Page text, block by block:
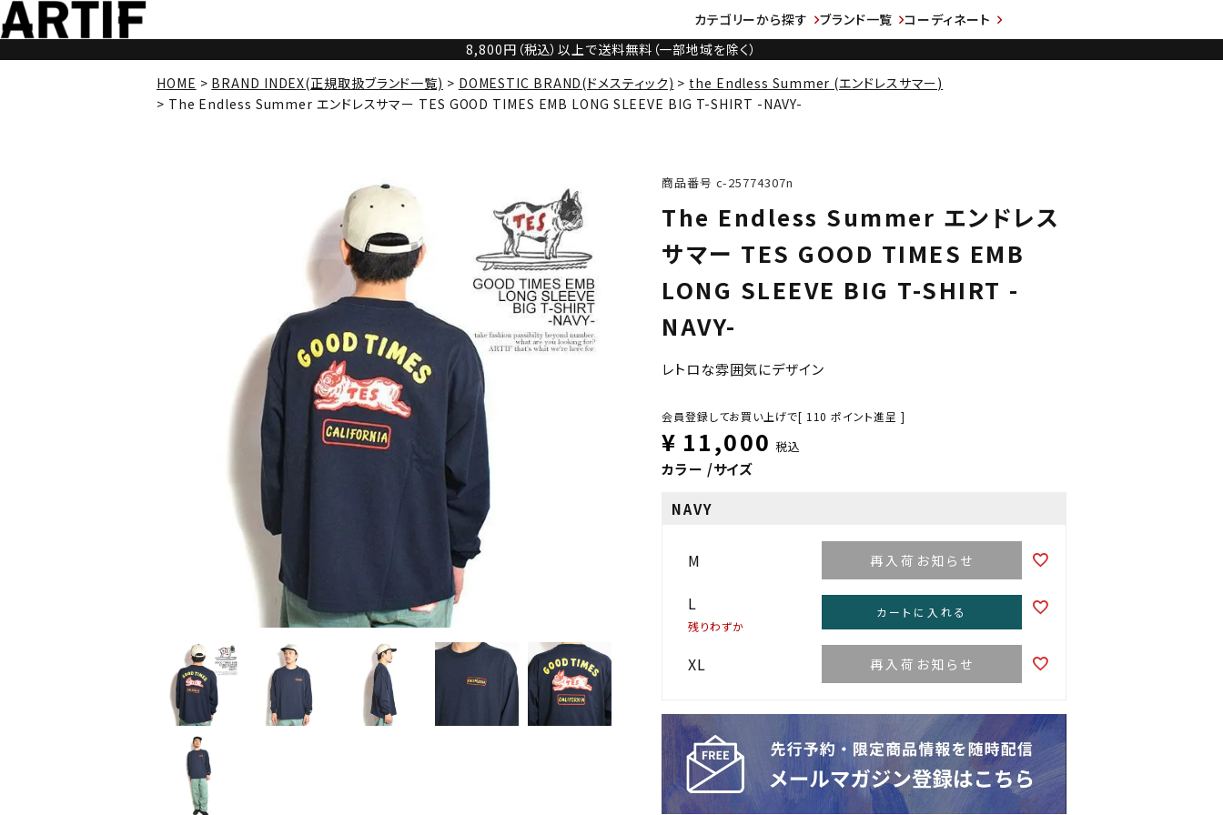
カテゴリーから探す ブランド一覧
コーディネート
8,800円（税込）以上で送料無料（一部地域を除く）
HOME
BRAND INDEX(正規取扱ブランド一覧) DOMESTIC BRAND(ドメスティック)
the Endless Summer (エンドレスサマー)
The Endless Summer エンドレスサマー TES GOOD TIMES EMB LONG SLEEVE BIG T-SHIRT -NAVY-
商品番号 c-25774307n
The Endless Summer エンドレス
サマー TES GOOD TIMES EMB
LONG SLEEVE BIG T-SHIRT -
NAVY-
レトロな雰囲気にデザイン
会員登録してお買い上げで[ 110 ポイント進呈 ]
¥ 11,000 税込
カラー サイズ
NAVY
M 再入荷お知らせ
L
残りわずか
カートに入れる
XL 再入荷お知らせ